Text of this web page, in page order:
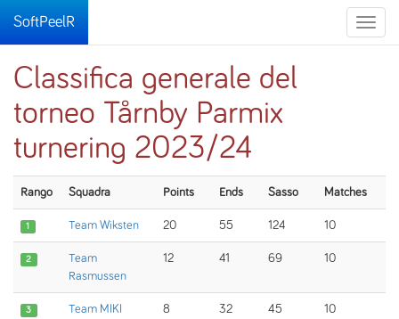
Toggle
SoftPeelR
Classifica generale del
torneo Tårnby Parmix
turnering 2023/24
Rango Squadra Points Ends Sasso Matches
1 Team Wiksten 20 55 124 10
2
Team
Rasmussen
12 41 69 10
3 Team MIKI 8 32 45 10